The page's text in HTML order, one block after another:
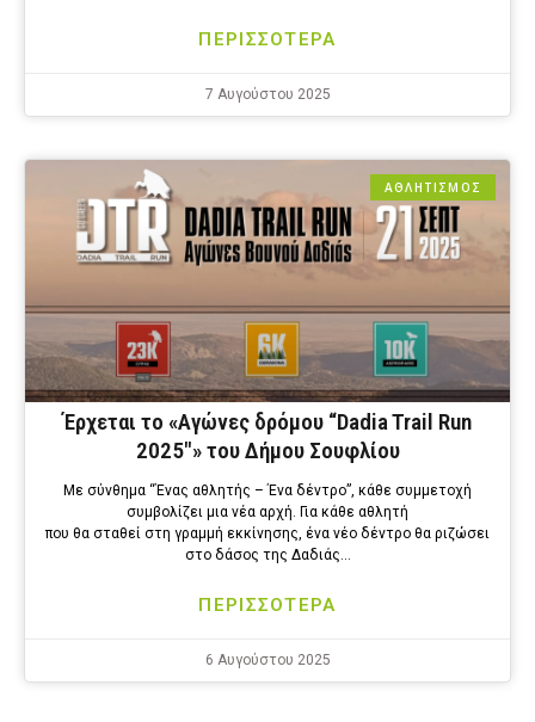
ΠΕΡΙΣΣΟΤΕΡΑ
7 Αυγούστου 2025
ΑΘΛΗΤΙΣΜΟΣ
Έρχεται το «Αγώνες δρόμου “Dadia Trail Run
2025″» του Δήμου Σουφλίου
Με σύνθημα “Ένας αθλητής – Ένα δέντρο”, κάθε συμμετοχή
συμβολίζει μια νέα αρχή. Για κάθε αθλητή
που θα σταθεί στη γραμμή εκκίνησης, ένα νέο δέντρο θα ριζώσει
στο δάσος της Δαδιάς…
ΠΕΡΙΣΣΟΤΕΡΑ
6 Αυγούστου 2025